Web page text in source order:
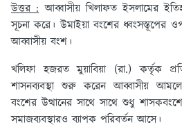
উত্তর :আব্বাসীয় খিলাফত ইসলামের
সূচনা করে। উমাইয়া বংশের ধ্বংসস্তূপের
আব্বাসীয় বংশ।
খলিফা হজরত মুয়াবিয়া (রা.) কর্তৃক
শাসনব্যবস্থা শুরু করেন আব্বাসীয়
বংশের উত্থানের সাথে সাথে শুধু
সমাজব্যবস্থারও ব্যাপক পরিবর্তন আসে।